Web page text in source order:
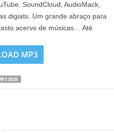
SoundCloud, AudioMack,
digiats. Um grande abraço para
acervo de músicas… Até
MP3
2026